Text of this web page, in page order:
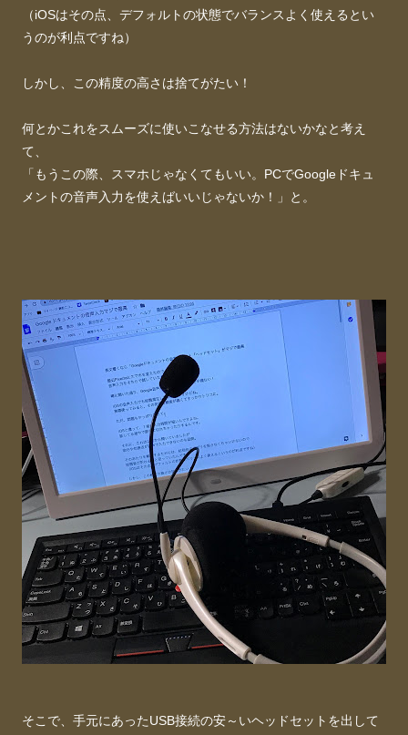
（iOSはその点、デフォルトの状態でバランスよく使えるとい
うのが利点ですね）
しかし、この精度の高さは捨てがたい！
何とかこれをスムーズに使いこなせる方法はないかなと考え
て、
「もうこの際、スマホじゃなくてもいい。PCでGoogleドキュ
メントの音声入力を使えばいいじゃないか！」と。
そこで、手元にあったUSB接続の安～いヘッドセットを出して